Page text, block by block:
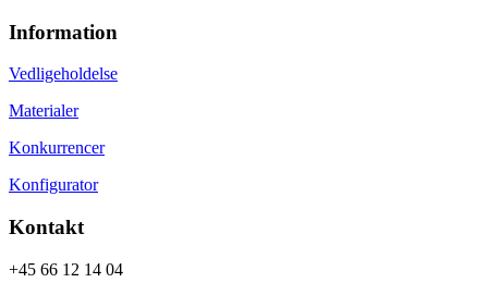
Information
Vedligeholdelse
Materialer
Konkurrencer
Konfigurator
Kontakt
+45 66 12 14 04